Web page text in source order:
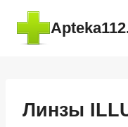
Перейти
содержимому
Линзы